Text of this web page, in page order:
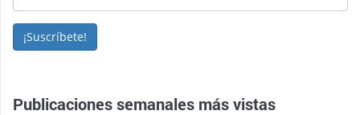
¡Suscríbete!
Publicaciones semanales más vistas